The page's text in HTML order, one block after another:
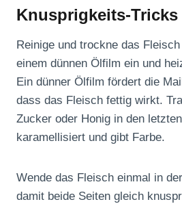
Knusprigkeits-Tricks
Reinige und trockne das
einem dünnen Ölfilm ein und
Ein dünner Ölfilm fördert die
dass das Fleisch fettig wirkt.
Zucker oder Honig in den
karamellisiert und gibt Farbe.
Wende das Fleisch einmal in
damit beide Seiten gleich